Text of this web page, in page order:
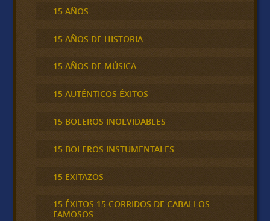
15 AÑOS
15 AÑOS DE HISTORIA
15 AÑOS DE MÚSICA
15 AUTÉNTICOS ÉXITOS
15 BOLEROS INOLVIDABLES
15 BOLEROS INSTUMENTALES
15 EXITAZOS
15 ÉXITOS 15 CORRIDOS DE CABALLOS
FAMOSOS